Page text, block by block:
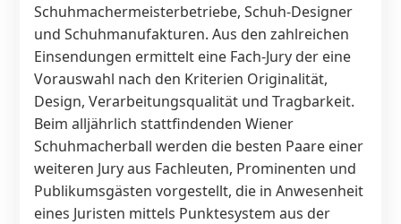
Schuhmachermeisterbetriebe, Schuh-Designer
und Schuhmanufakturen. Aus den zahlreichen
Einsendungen ermittelt eine Fach-Jury der eine
Vorauswahl nach den Kriterien Originalität,
Design, Verarbeitungsqualität und Tragbarkeit.
Beim alljährlich stattfindenden Wiener
Schuhmacherball werden die besten Paare einer
weiteren Jury aus Fachleuten, Prominenten und
Publikumsgästen vorgestellt, die in Anwesenheit
eines Juristen mittels Punktesystem aus der